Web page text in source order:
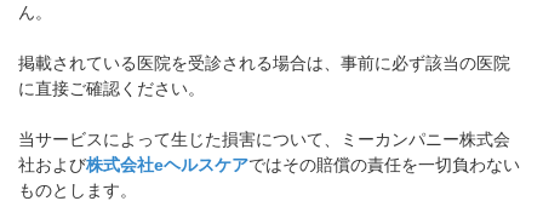
ん。
掲載されている医院を受診される場合は、事前に必ず該当の医院
に直接ご確認ください。
当サービスによって生じた損害について、ミーカンパニー株式会
社および株式会社eヘルスケアではその賠償の責任を一切負わない
ものとします。